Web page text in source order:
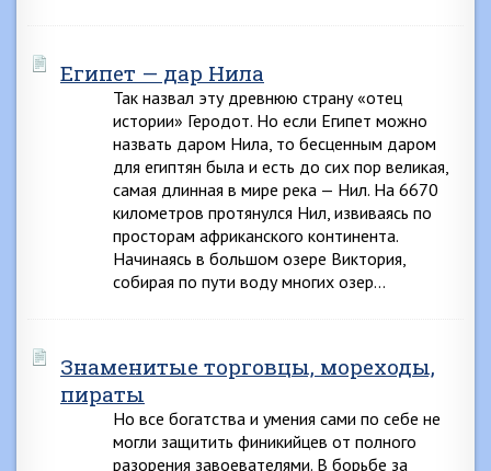
Египет — дар Нила
Так назвал эту древнюю страну «отец
истории» Геродот. Но если Египет можно
назвать даром Нила, то бесценным даром
для египтян была и есть до сих пор великая,
самая длинная в мире река — Нил. На 6670
километров протянулся Нил, извиваясь по
просторам африканского континента.
Начинаясь в большом озере Виктория,
собирая по пути воду многих озер…
Знаменитые торговцы, мореходы,
пираты
Но все богатства и умения сами по себе не
могли защитить финикийцев от полного
разорения завоевателями. В борьбе за